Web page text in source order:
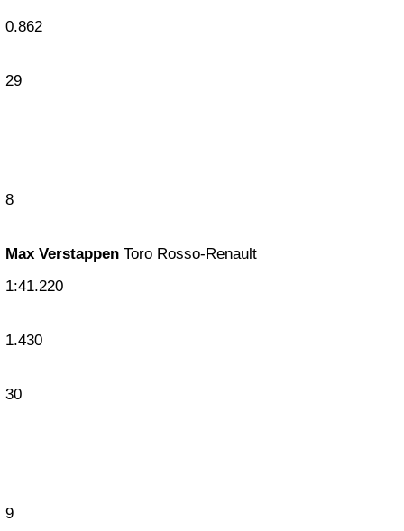
0.862
29
8
Max Verstappen Toro Rosso-Renault
1:41.220
1.430
30
9